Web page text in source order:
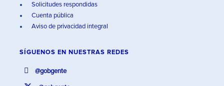
Solicitudes respondidas
Cuenta pública
Aviso de privacidad integral
SÍGUENOS EN NUESTRAS REDES
@gobgente